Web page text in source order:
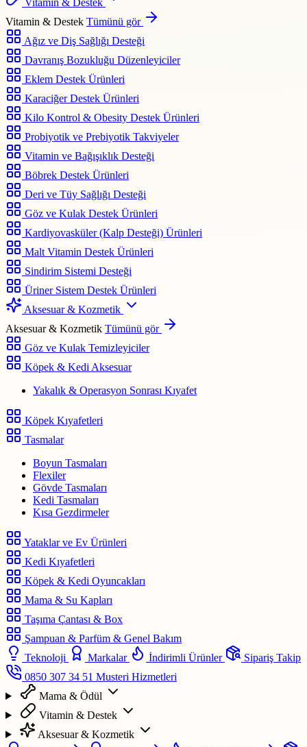
Vitamin & Destek
Vitamin & Destek Tümünü gör
Ağız ve Diş Sağlığı Desteği
Davranış Bozukluğu Düzenleyiciler
Eklem Destek Ürünleri
Karaciğer Destek Ürünleri
Kilo Kontrol & Obesity Destek Ürünleri
Probiyotik ve Prebiyotik Takviyeler
Vitamin ve Bağışıklık Desteği
Böbrek Destek Ürünleri
Deri ve Tüy Sağlığı Desteği
Göz ve Kulak Destek Ürünleri
Kardiyovasküler (Kalp Desteği) Ürünleri
Malt Vitamin Destek Ürünleri
Sindirim Sistemi Desteği
Üriner Sistem Destek Ürünleri
Aksesuar & Kozmetik
Aksesuar & Kozmetik Tümünü gör
Göz ve Kulak Temizleyiciler
Köpek & Kedi Aksesuar
Yakalık & Operasyon Sonrası Kıyafet
Köpek Kıyafetleri
Tasmalar
Boyun Tasmaları
Flexiler
Gövde Tasmaları
Kedi Tasmaları
Kısa Gezdirmeler
Yataklar ve Ev Ürünleri
Kedi Kıyafetleri
Köpek & Kedi Oyuncakları
Mama & Su Kapları
Taşıma Çantası & Box
Şampuan & Parfüm & Genel Bakım
Teknoloji
Markalar İndirimli Ürünler
Sipariş Takip
0850 307 34 51 Musteri Hizmetleri
Mama & Ödül
Vitamin & Destek
Aksesuar & Kozmetik